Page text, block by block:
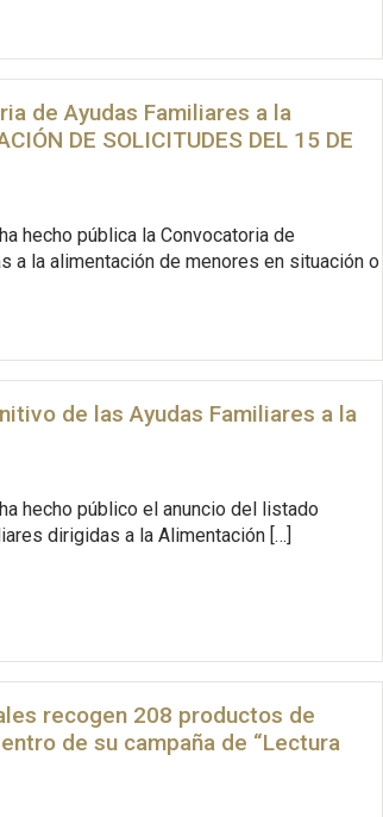
de Ayudas Familiares a la
DE SOLICITUDES DEL 15 DE
hecho pública la Convocatoria de
a la alimentación de menores en situación o
de las Ayudas Familiares a la
hecho público el anuncio del listado
dirigidas a la Alimentación […]
recogen 208 productos de
de su campaña de “Lectura